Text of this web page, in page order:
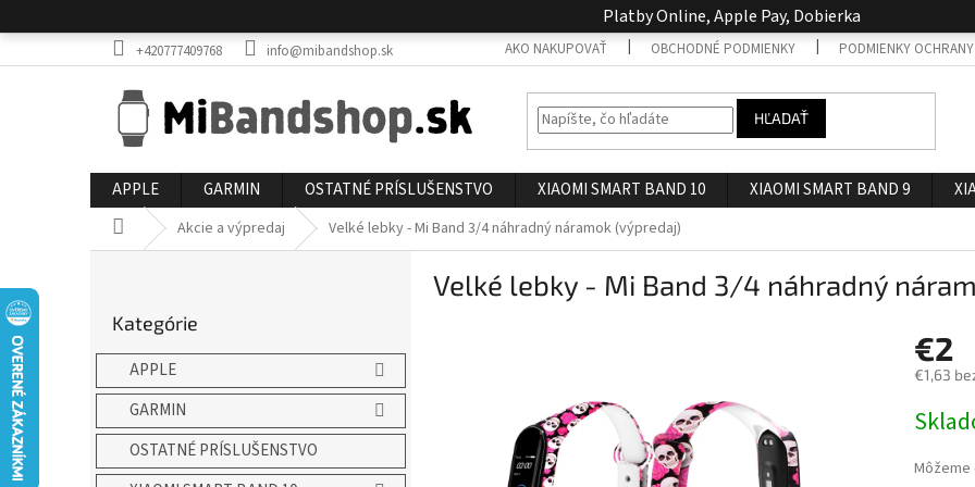
na
Platby Online, Apple Pay, Dobierka
+420777409768 info@mibandshop.sk AKO NAKUPOVAŤ OBCHODNÉ PODMIENKY PODMIENKY OCHRANY
HĽADAŤ
APPLE GARMIN OSTATNÉ PRÍSLUŠENSTVO XIAOMI SMART BAND 10 XIAOMI SMART BAND 9
DomovAkcie a výpredaj Velké lebky - Mi Band 3/4 náhradný náramok (výpredaj)
ý
p
n
kategórie
Kategórie
APPLE
GARMIN
OSTATNÉ PRÍSLUŠENSTVO
Velké lebky - Mi Band 3/4 náhradný
€2
€1,63
cena: